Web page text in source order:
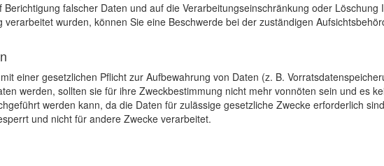
falscher Daten und auf die Verarbeitungseinschränkung oder
verarbeitet wurden, können Sie eine Beschwerde bei der zuständigen
einer gesetzlichen Pflicht zur Aufbewahrung von Daten (z. B.
werden, sollten sie für ihre Zweckbestimmung nicht mehr vonnöten sein und es
werden kann, da die Daten für zulässige gesetzliche Zwecke erforderlich
und nicht für andere Zwecke verarbeitet.